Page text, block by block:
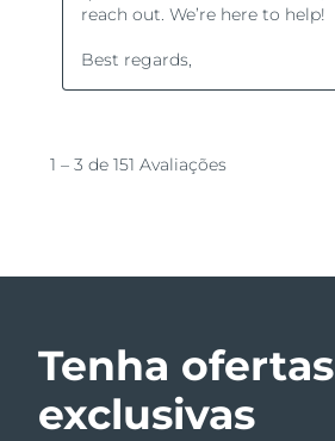
Tenha ofertas
exclusivas